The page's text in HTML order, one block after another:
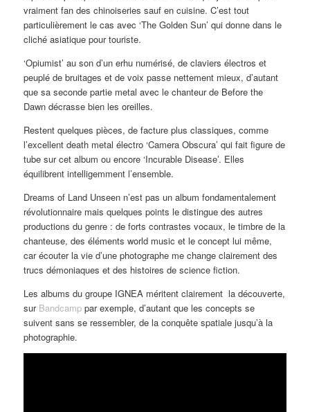
vraiment fan des chinoiseries sauf en cuisine. C’est tout
particulièrement le cas avec ‘The Golden Sun’ qui donne dans le
cliché asiatique pour touriste.
‘Opiumist’ au son d’un erhu numérisé, de claviers électros et
peuplé de bruitages et de voix passe nettement mieux, d’autant
que sa seconde partie metal avec le chanteur de Before the
Dawn décrasse bien les oreilles.
Restent quelques pièces, de facture plus classiques, comme
l’excellent death metal électro ‘Camera Obscura’ qui fait figure de
tube sur cet album ou encore ‘Incurable Disease’. Elles
équilibrent intelligemment l’ensemble.
Dreams of Land Unseen n’est pas un album fondamentalement
révolutionnaire mais quelques points le distingue des autres
productions du genre : de forts contrastes vocaux, le timbre de la
chanteuse, des éléments world music et le concept lui même,
car écouter la vie d’une photographe me change clairement des
trucs démoniaques et des histoires de science fiction.
Les albums du groupe IGNEA méritent clairement la découverte,
sur Bandcamp par exemple, d’autant que les concepts se
suivent sans se ressembler, de la conquête spatiale jusqu’à la
photographie.